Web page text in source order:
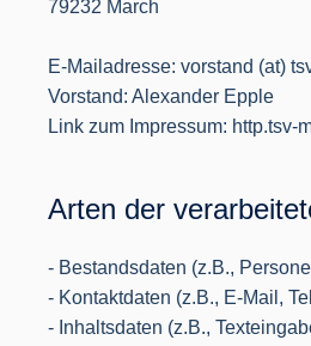
79232 March
E-Mailadresse: vorstand (at)
Vorstand: Alexander Epple
Link zum Impressum: http.tsv-
Arten der
- Bestandsdaten (z.B.,
- Kontaktdaten (z.B., E-Mail,
- Inhaltsdaten (z.B.,